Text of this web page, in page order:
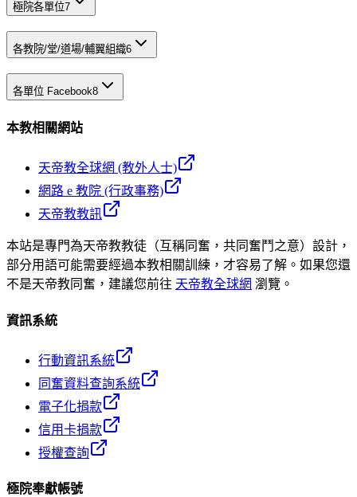
極院各單位7
各教院/堂/道場/輔翼組織6
各單位 Facebook8
本教相關網站
天帝教全球網 (教外人士)
網路 e 教院 (行政事務)
天帝教教訊
本站是專門為天帝教教徒（互稱同奮，共同奮鬥之意）設計，
部分用語可能需要經過本教相關訓練，才容易了解。如果您還
不是天帝教同奮，建議您前往 天帝教全球網 瀏覽。
資訊系統
行動資訊系統
同奮資料查詢系統
電子化捐款
信用卡捐款
授權查詢
極院奉獻帳號